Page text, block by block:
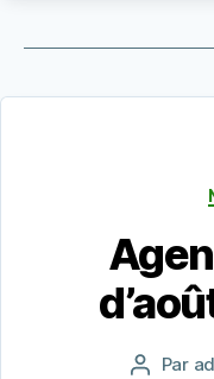
Auteur
Par